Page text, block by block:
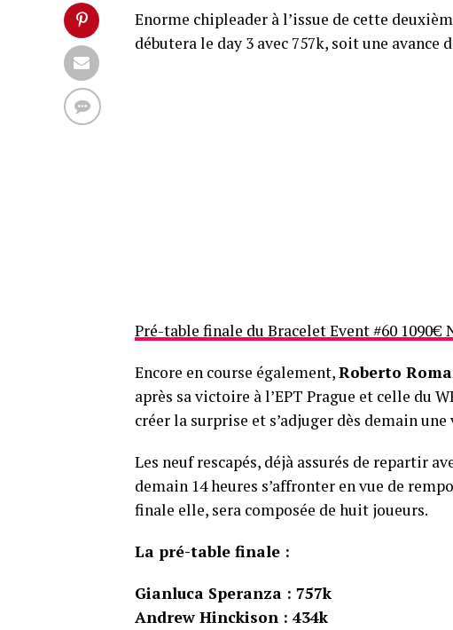
Enorme chipleader à l’issue de cette
débutera le day 3 avec 757k, soit une avance
Pré-table finale du Bracelet Event #60 1090€
Encore en course également,Roberto
après sa victoire à l’EPT Prague et celle du
créer la surprise et s’adjuger dès demain
Les neuf rescapés, déjà assurés de repartir
demain 14 heures s’affronter en vue de
finale elle, sera composée de huit joueurs.
La pré-table finale :
Gianluca Speranza : 757k
Andrew Hinckison : 434k